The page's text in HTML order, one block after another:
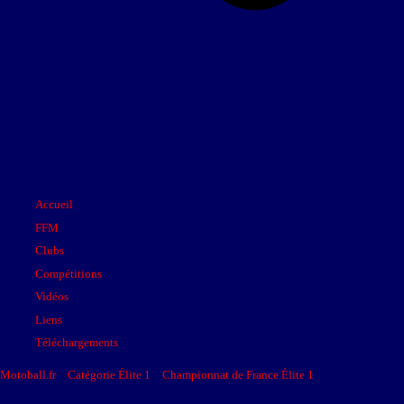
Accueil
FFM
Clubs
Compétitions
Vidéos
Liens
Téléchargements
Motoball.fr> Catégorie Élite 1 Championnat de France Élite 1